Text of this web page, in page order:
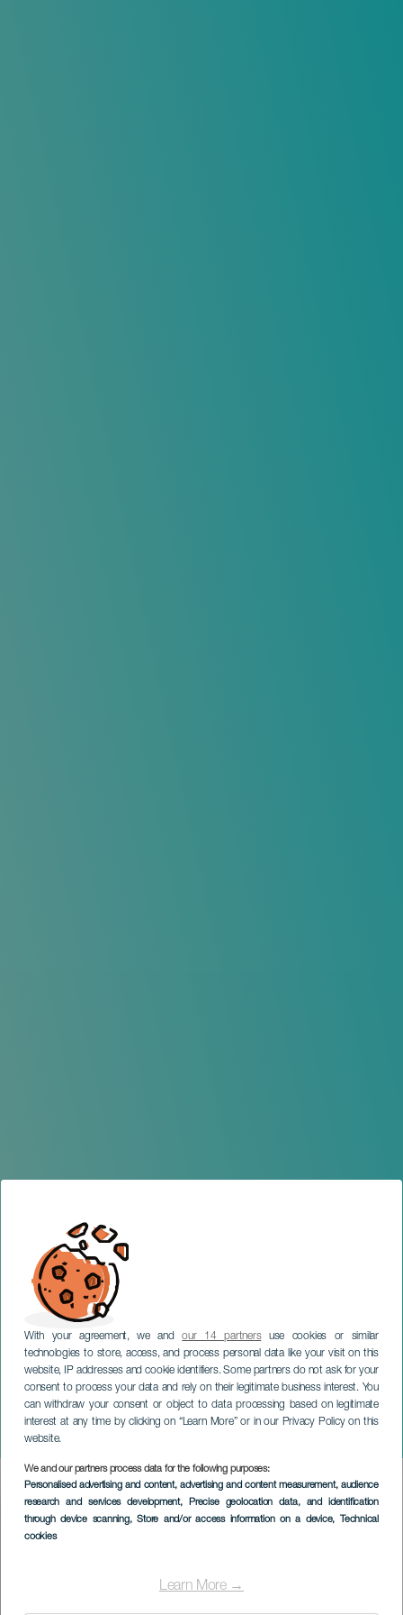
With your agreement, we andour 14 partnersuse cookies or similar
technologies to store, access, and process personal data like your visit on this
website, IP addresses and cookie identifiers. Some partners do not ask for your
consent to process your data and rely on their legitimate business interest. You
can withdraw your consent or object to data processing based on legitimate
interest at any time by clicking on “Learn More” or in our Privacy Policy on this
website.
We and our partners process data for the following purposes:
Personalised advertising and content, advertising and content measurement, audience
research and services development, Precise geolocation data, and identification
through device scanning, Store and/or access information on a device, Technical
cookies
Learn More →
Cantando Admont
GRAN CANARIA
Imagen
Listado